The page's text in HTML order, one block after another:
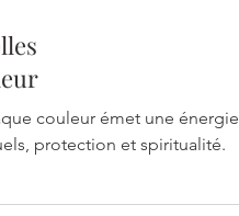
:
couleur émet une énergie